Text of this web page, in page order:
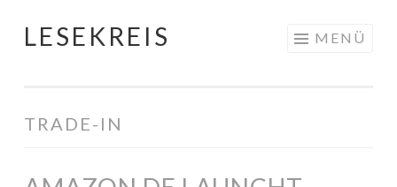
Springe
LESEKREIS MENÜ
TRADE-IN